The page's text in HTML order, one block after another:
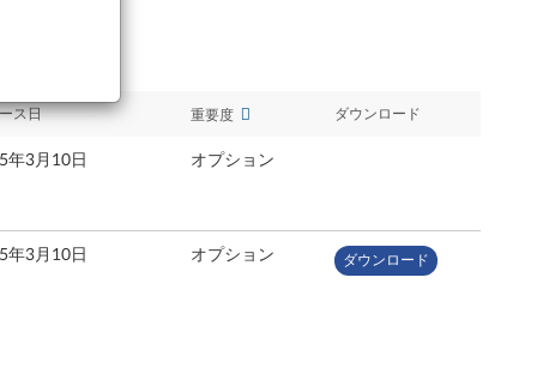
ス日 重要度 ダウンロード
年3月10日 オプション
年3月10日 オプション ダウンロード